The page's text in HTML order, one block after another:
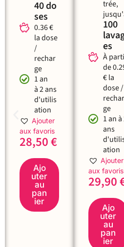
40 do
ses
0.36 €
la dose
/
rechar
ge
1 an
à 2 ans
d'utilis
ation
Ajouter
aux favoris
28,50€
Ajo
uter
au
pan
ier
trée,
100
es
À
de
€ la
dose /
rechar
ge
1 an à
ans
ation
Ajouter
aux favoris
29,90
Ajo
uter
au
pan
ier